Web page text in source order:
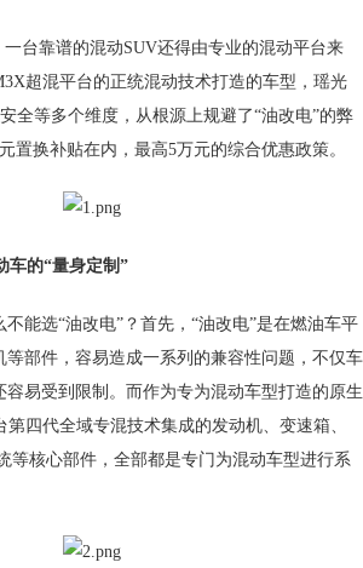
一台靠谱的混动SUV还得由专业的混动平台来
超混平台的正统混动技术打造的车型，瑶光
全等多个维度，从根源上规避了“油改电”的弊
置换补贴在内，最高5万元的综合优惠政策。
车的“量身定制”
能选“油改电”？首先，“油改电”是在燃油车平
等部件，容易造成一系列的兼容性问题，不仅车
易受到限制。而作为专为混动车型打造的原生
四代全域专混技术集成的发动机、变速箱、
等核心部件，全部都是专门为混动车型进行系